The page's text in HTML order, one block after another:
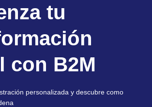
tu
con B2M
personalizada y descubre como